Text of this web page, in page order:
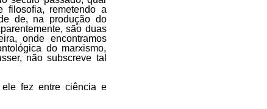
remetendo a
de, na produção do
são duas
onde encontramos
do marxismo,
não subscreve tal
fez entre ciência e